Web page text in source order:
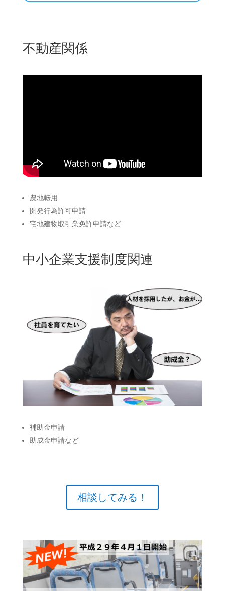
不動産関係
農地転用
開発行為許可申請
宅地建物取引業免許申請など
中小企業支援制度関連
補助金申請
助成金申請など
相談してみる！